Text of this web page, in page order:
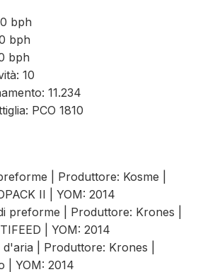
bph
bph
bph
10
11.234
PCO 1810
| Produttore: Kosme |
II | YOM: 2014
preforme | Produttore: Krones |
| YOM: 2014
| Produttore: Krones |
| YOM: 2014